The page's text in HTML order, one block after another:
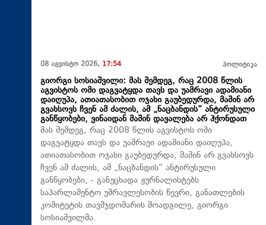
08 აგვისტო 2026, 17:54 პოლიტიკა
გიორგი სოსიაშვილი: მას შემდეგ, რაც 2008 წლის
აგვისტოს ომი დაგვატყდა თავს და უამრავი ადამიანი
დაიღუპა, ათიათასობით ოჯახი გაუბედურდა, მაშინ არ
გვახსოვს ჩვენ ამ ძალის, ამ „ნაცბანდის“ ანტირუსული
განწყობები, ვინაიდან მაშინ დავალება არ ჰქონდათ
მას შემდეგ, რაც 2008 წლის აგვისტოს ომი
დაგვატყდა თავს და უამრავი ადამიანი დაიღუპა,
ათიათასობით ოჯახი გაუბედურდა, მაშინ არ გვახსოვს
ჩვენ ამ ძალის, ამ „ნაცბანდის“ ანტირუსული
განწყობები, - განუცხადა ჟურნალისტებს
საპარლამენტო უმრავლესობის წევრი, განათლების
კომიტეტის თავმჯდომარის მოადგილე, გიორგი
სოსიაშვილმა.